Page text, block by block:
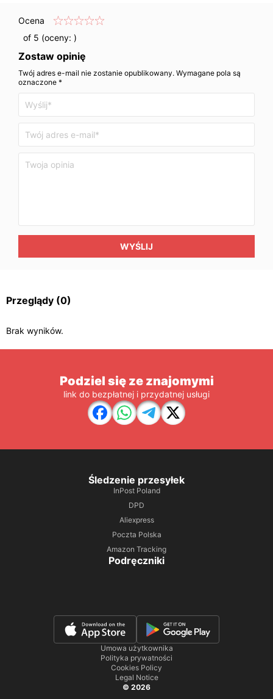
Ocena
of 5 (oceny: )
Zostaw opinię
Twój adres e-mail nie zostanie opublikowany. Wymagane pola są
oznaczone *
WYŚLIJ
Przeglądy (0)
Brak wyników.
Podziel się ze znajomymi
link do bezpłatnej i przydatnej usługi
Śledzenie przesyłek
InPost Poland
DPD
Aliexpress
Poczta Polska
Amazon Tracking
Podręczniki
Umowa użytkownika
Polityka prywatności
Cookies Policy
Legal Notice
© 2026